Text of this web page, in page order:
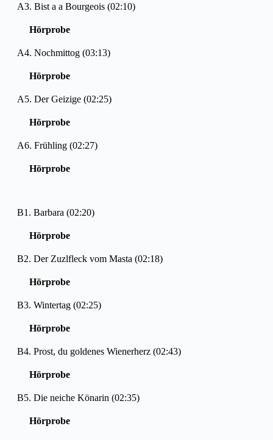
A3. Bist a a Bourgeois (02:10)
Hörprobe
A4. Nochmittog (03:13)
Hörprobe
A5. Der Geizige (02:25)
Hörprobe
A6. Frühling (02:27)
Hörprobe
B1. Barbara (02:20)
Hörprobe
B2. Der Zuzlfleck vom Masta (02:18)
Hörprobe
B3. Wintertag (02:25)
Hörprobe
B4. Prost, du goldenes Wienerherz (02:43)
Hörprobe
B5. Die neiche Könarin (02:35)
Hörprobe